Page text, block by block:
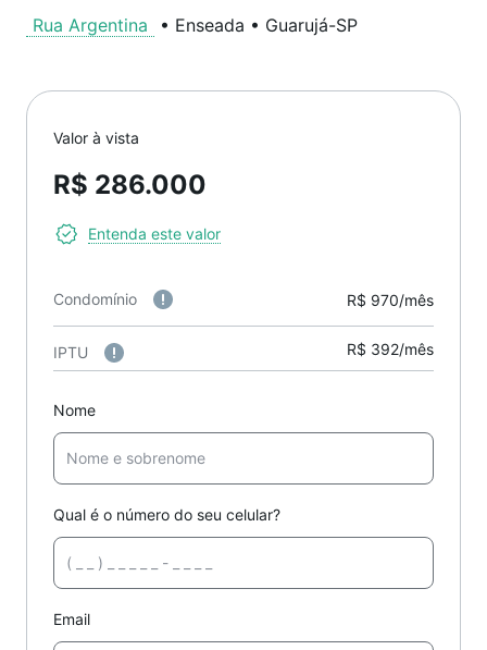
Rua Argentina • Enseada • Guarujá-SP
Valor à vista
R$ 286.000
Entenda este valor
Condomínio R$ 970/mês
IPTU R$ 392/mês
Nome
Qual é o número do seu celular?
Email